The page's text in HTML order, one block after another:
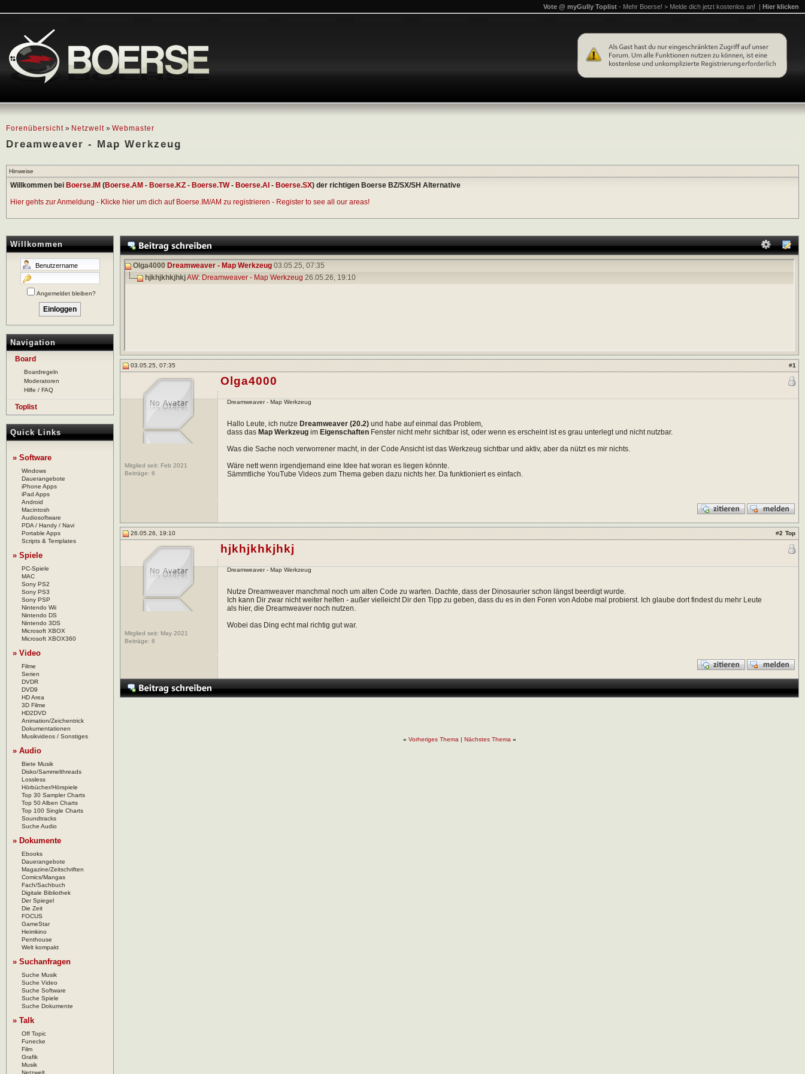
Forenübersicht » Netzwelt » Webmaster
Dreamweaver - Map Werkzeug
Vote @ myGully Toplist - Mehr Boerse! > Melde dich jetzt kostenlos an! | Hier klicken
Hinweise
Willkommen bei Boerse.IM (Boerse.AM - Boerse.KZ - Boerse.TW- Boerse.AI - Boerse.SX) der richtigen Boerse BZ/SX/SH Alternative
Hier gehts zur Anmeldung - Klicke hier um dich auf Boerse.IM/AM zu registrieren - Register to see all our areas!
Willkommen
Angemeldet bleiben?
Navigation
Board
Boardregeln
Moderatoren
Hilfe / FAQ
Toplist
Quick Links
» Software
Windows
Dauerangebote
iPhone Apps
iPad Apps
Android
Macintosh
Audiosoftware
PDA / Handy / Navi
Portable Apps
Scripts & Templates
» Spiele
PC-Spiele
MAC
Sony PS2
Sony PS3
Sony PSP
Nintendo Wii
Nintendo DS
Nintendo 3DS
Microsoft XBOX
Microsoft XBOX360
» Video
Filme
Serien
DVDR
DVD9
HD Area
3D Filme
HD2DVD
Animation/Zeichentrick
Dokumentationen
Musikvideos / Sonstiges
» Audio
Biete Musik
Disko/Sammelthreads
Lossless
Hörbücher/Hörspiele
Top 30 Sampler Charts
Top 50 Alben Charts
Top 100 Single Charts
Soundtracks
Suche Audio
» Dokumente
Ebooks
Dauerangebote
Magazine/Zeitschriften
Comics/Mangas
Fach/Sachbuch
Digitale Bibliothek
Der Spiegel
Die Zeit
FOCUS
GameStar
Heimkino
Penthouse
Welt kompakt
» Suchanfragen
Suche Musik
Suche Video
Suche Software
Suche Spiele
Suche Dokumente
» Talk
Off Topic
Funecke
Film
Grafik
Musik
Olga4000 Dreamweaver - Map Werkzeug 03.05.25, 07:35
hjkhjkhkjhkjAW: Dreamweaver - Map Werkzeug 26.05.26, 19:10
03.05.25, 07:35 #1
Mitglied seit: Feb 2021
Beiträge: 6
Olga4000
Dreamweaver - Map Werkzeug
Hallo Leute, ich nutze Dreamweaver (20.2) und habe auf einmal das Problem,
dass das Map Werkzeug im Eigenschaften Fenster nicht mehr sichtbar ist, oder wenn es erscheint ist es grau unterlegt und nicht nutzbar.
Was die Sache noch verworrener macht, in der Code Ansicht ist das Werkzeug sichtbar und aktiv, aber da nützt es mir nichts.
Wäre nett wenn irgendjemand eine Idee hat woran es liegen könnte.
Sämmtliche YouTube Videos zum Thema geben dazu nichts her. Da funktioniert es einfach.
26.05.26, 19:10 #2 Top
Mitglied seit: May 2021
Beiträge: 6
hjkhjkhkjhkj
Dreamweaver - Map Werkzeug
Nutze Dreamweaver manchmal noch um alten Code zu warten. Dachte, dass der Dinosaurier schon längst beerdigt wurde.
Ich kann Dir zwar nicht weiter helfen - außer vielleicht Dir den Tipp zu geben, dass du es in den Foren von Adobe mal probierst. Ich glaube dort findest du mehr Leute
als hier, die Dreamweaver noch nutzen.
Wobei das Ding echt mal richtig gut war.
« Vorheriges Thema| Nächstes Thema »